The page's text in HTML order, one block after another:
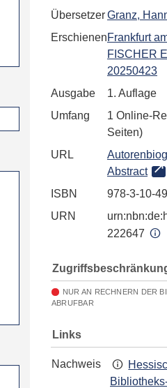
ÜbersetzerGranz,
ErschienenFrankfurt
FISCHER
20250423
Ausgabe
1. Auflage
Umfang
1 Online-
Seiten)
URL
Abstract
ISBN
978-3-10-
URN
222647
NUR AN RECHNERN DER
ABRUFBAR
Links
Nachweis